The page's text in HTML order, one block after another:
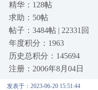
精华：128帖
求助：50帖
帖子：3484帖 | 22331回
年度积分：1963
历史总积分：145694
注册：2006年8月04日
发表于：2023-06-20 15:51:44